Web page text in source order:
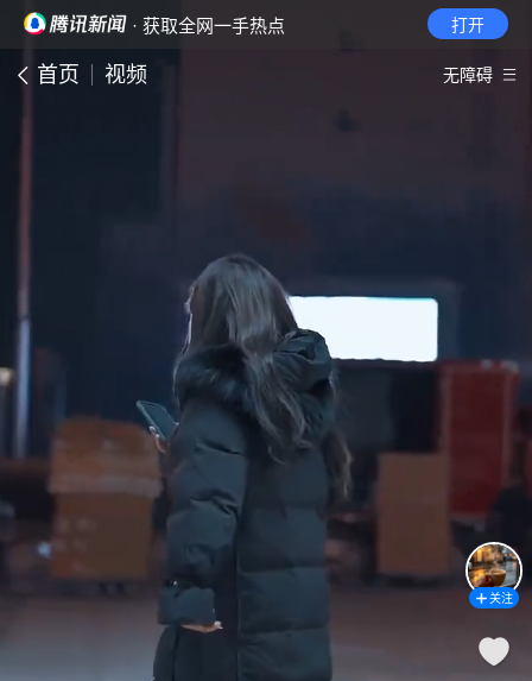
· 获取全网一手热点 打开
首页 视频 无障碍
关注